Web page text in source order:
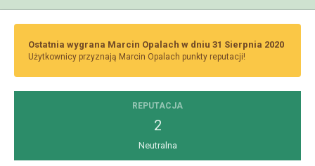
Ostatnia wygrana Marcin Opalach w dniu 31 Sierpnia 2020
Użytkownicy przyznają Marcin Opalach punkty reputacji!
REPUTACJA
2
Neutralna